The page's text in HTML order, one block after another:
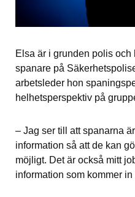
Elsa är i grunden polis och
spanare på
arbetsleder hon
helhetsperspektiv på
– Jag ser till att spanarna
information så att de kan
möjligt. Det är också mitt
information som kommer